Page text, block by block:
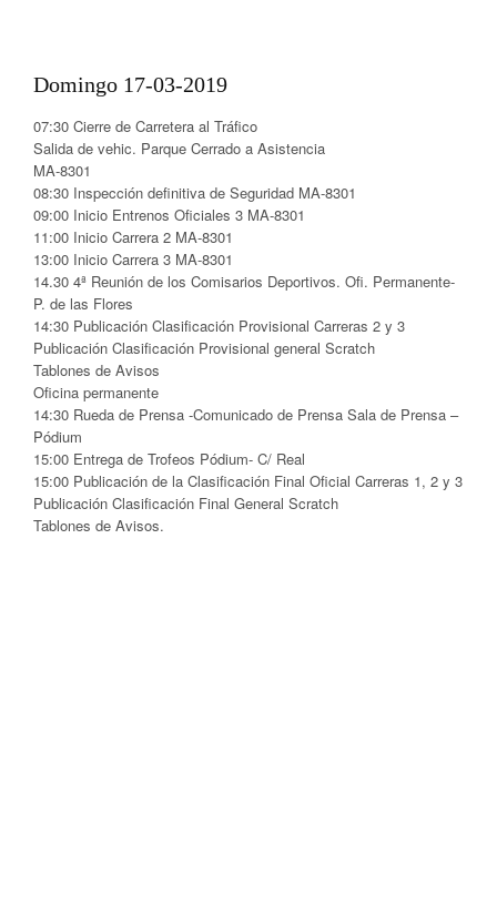
Domingo 17-03-2019
07:30 Cierre de Carretera al Tráfico
Salida de vehic. Parque Cerrado a Asistencia
MA-8301
08:30 Inspección definitiva de Seguridad MA-8301
09:00 Inicio Entrenos Oficiales 3 MA-8301
11:00 Inicio Carrera 2 MA-8301
13:00 Inicio Carrera 3 MA-8301
14.30 4ª Reunión de los Comisarios Deportivos. Ofi. Permanente-
P. de las Flores
14:30 Publicación Clasificación Provisional Carreras 2 y 3
Publicación Clasificación Provisional general Scratch
Tablones de Avisos
Oficina permanente
14:30 Rueda de Prensa -Comunicado de Prensa Sala de Prensa –
Pódium
15:00 Entrega de Trofeos Pódium- C/ Real
15:00 Publicación de la Clasificación Final Oficial Carreras 1, 2 y 3
Publicación Clasificación Final General Scratch
Tablones de Avisos.